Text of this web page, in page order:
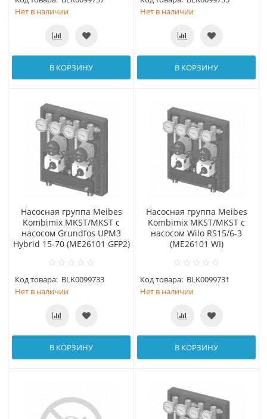
Нет в наличии
В КОРЗИНУ
Нет в наличии
В КОРЗИНУ
Насосная группа Meibes
Kombimix MKST/MKST с
насосом Grundfos UPM3
Hybrid 15-70 (МЕ26101 GFP2)
Код товара: BLK0099733
Нет в наличии
В КОРЗИНУ
Насосная группа Meibes
Kombimix MKST/MKST с
насосом Wilo RS15/6-3
(МЕ26101 WI)
Код товара: BLK0099731
Нет в наличии
В КОРЗИНУ